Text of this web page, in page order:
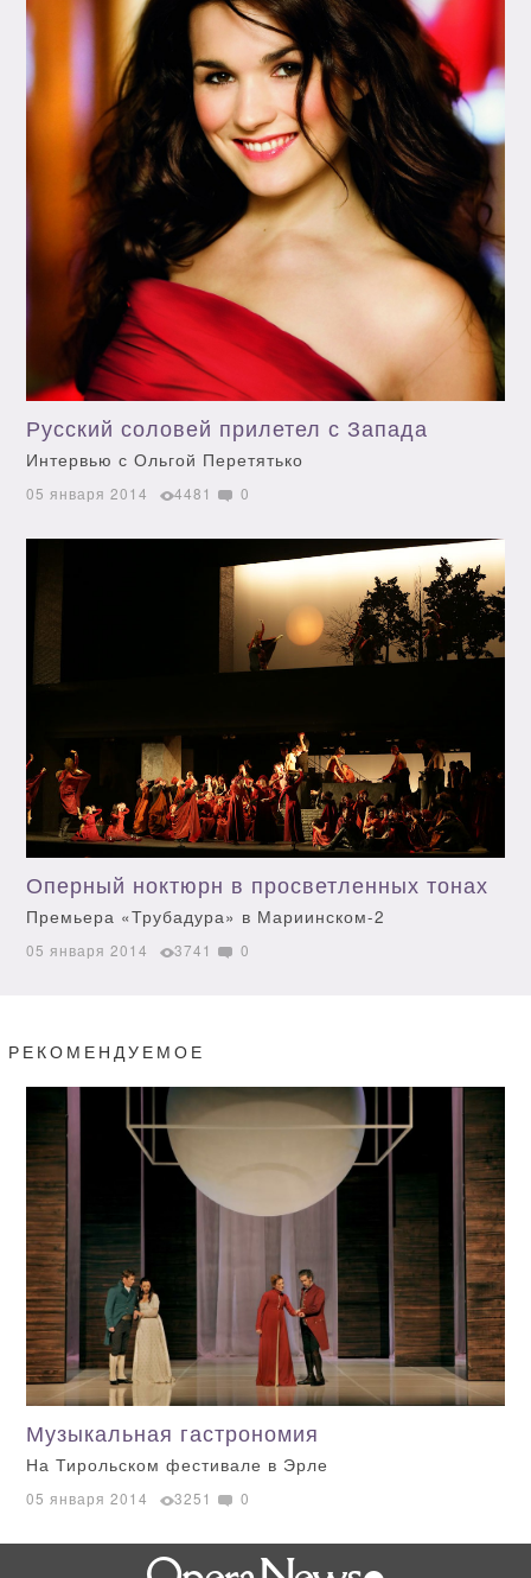
Русский соловей прилетел с Запада
Интервью с Ольгой Перетятько
05 января 2014 4481 0
Оперный ноктюрн в просветленных тонах
Премьера «Трубадура» в Мариинском-2
05 января 2014 3741 0
РЕКОМЕНДУЕМОЕ
Музыкальная гастрономия
На Тирольском фестивале в Эрле
05 января 2014 3251 0